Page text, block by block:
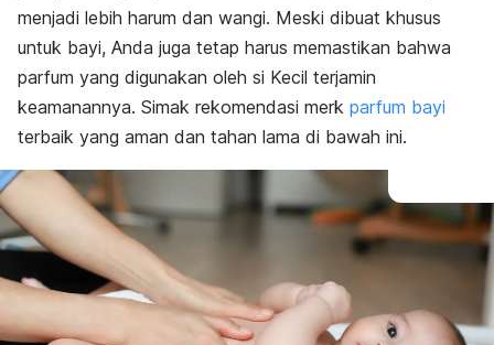
menjadi lebih harum dan wangi. Meski dibuat khusus
untuk bayi, Anda juga tetap harus memastikan bahwa
parfum yang digunakan oleh si Kecil terjamin
keamanannya. Simak rekomendasi merk parfum bayi
terbaik yang aman dan tahan lama di bawah ini.